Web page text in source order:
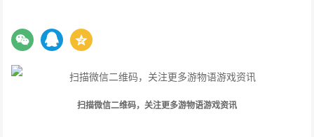
扫描微信二维码，关注更多游物语游戏资讯